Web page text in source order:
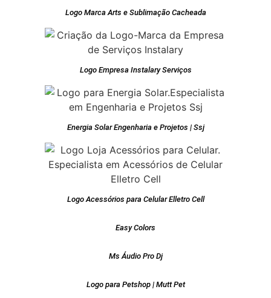
Logo Marca Arts e Sublimação Cacheada
Logo Empresa Instalary Serviços
Energia Solar Engenharia e Projetos | Ssj
Logo Acessórios para Celular Elletro Cell
Easy Colors
Ms Áudio Pro Dj
Logo para Petshop | Mutt Pet